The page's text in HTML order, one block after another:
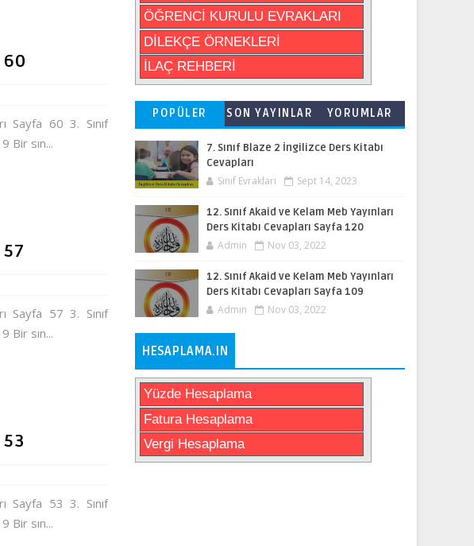
60
Sayfa 60 3. Sınıf
Bir sın...
Sayfa 57 3. Sınıf
Bir sın...
Sayfa 53 3. Sınıf
Bir sın...
ÖĞRENCİ KURULU EVRAKLARI
DİLEKÇE ÖRNEKLERİ
İLAÇ REHBERİ
POPÜLER SON YAYINLAR YORUMLAR
7. Sınıf Blaze 2 İngilizce Ders Kitabı
Cevapları
Sınıf Evrakları Sept 14, 2023
12. Sınıf Akaid ve Kelam Meb Yayınları
Ders Kitabı Cevapları Sayfa 120
Admin Nov 03, 2022
12. Sınıf Akaid ve Kelam Meb Yayınları
Ders Kitabı Cevapları Sayfa 109
Admin Nov 03, 2022
HESAPLAMA.IN
Yüzde Hesaplama
Fatura Hesaplama
Vergi Hesaplama